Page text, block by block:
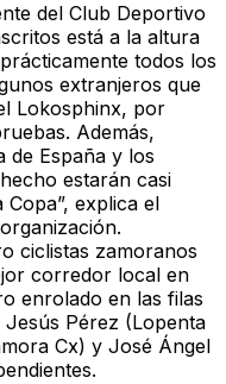
del Club Deportivo
está a la altura
todos los
extranjeros que
Lokosphinx, por
Además,
de España y los
estarán casi
explica el
ciclistas zamoranos
corredor local en
enrolado en las filas
Pérez (Lopenta
Cx) y José Ángel